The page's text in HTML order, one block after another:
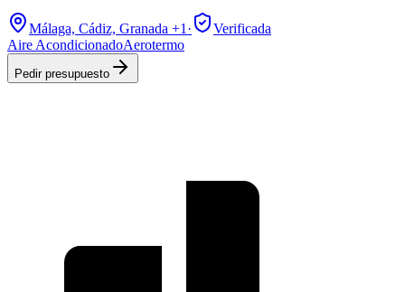
Málaga, Cádiz, Granada +1 ·
Verificada
Aire AcondicionadoAerotermo
Pedir presupuesto